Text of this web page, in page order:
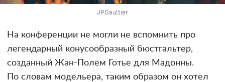
JPGaultier
На конференции не могли не вспомнить про
легендарный конусообразный бюстгальтер,
созданный Жан-Полем Готье для Мадонны.
По словам модельера, таким образом он хотел